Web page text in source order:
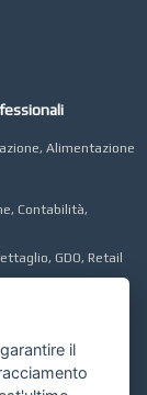
Alimentazione
Contabilità,
GDO, Retail
il